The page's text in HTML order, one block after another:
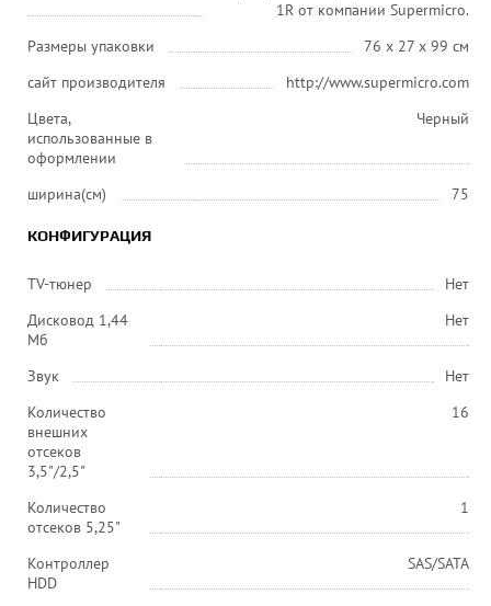
1R от компании Supermicro.
Размеры упаковки
76 x 27 x 99 см
сайт производителя
http://www.supermicro.com
Цвета,
использованные в
оформлении
Черный
ширина(см) 75
КОНФИГУРАЦИЯ
TV-тюнер
Нет
Дисковод 1,44
Мб
Нет
Звук
Нет
Количество
внешних
отсеков
3,5"/2,5"
16
Количество
отсеков 5,25"
1
Контроллер
HDD
SAS/SATA